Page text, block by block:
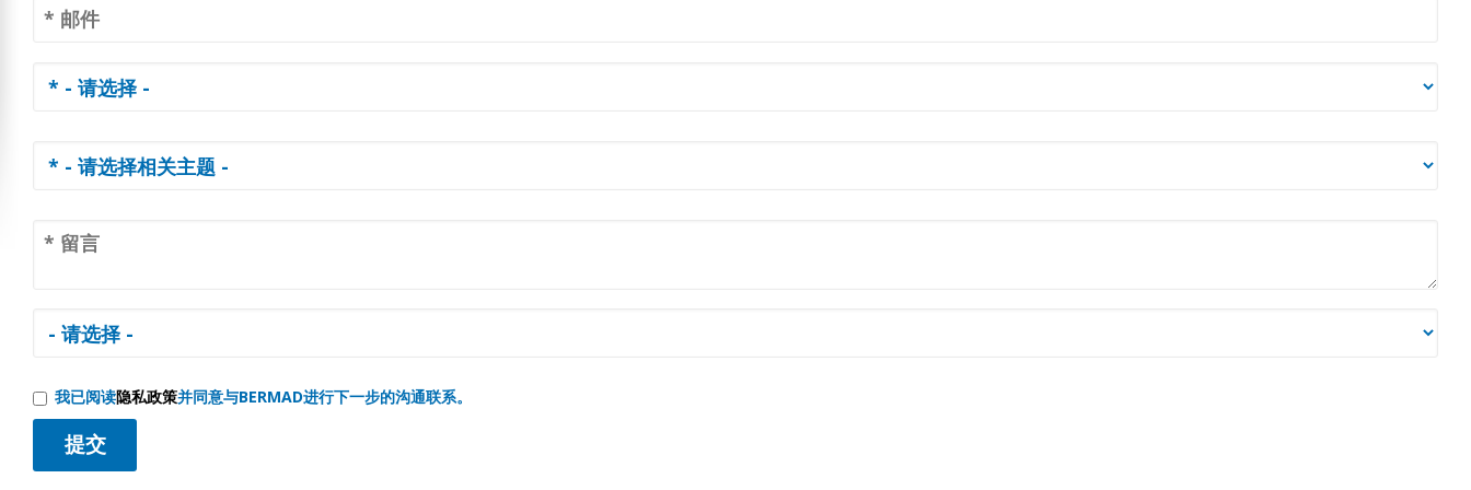
我已阅读隐私政策并同意与BERMAD进行下一步的沟通联系。